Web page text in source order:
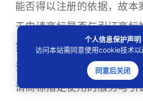
能否得以注册的依据，故本
于申请商标是否与引证商标
第二十八条所指的近似商标
证商标在字母构成、呼叫方
请商标指定使用的服务与引
个人信息保护声明
访问本站需同意使用cookie技术以
同意后关闭